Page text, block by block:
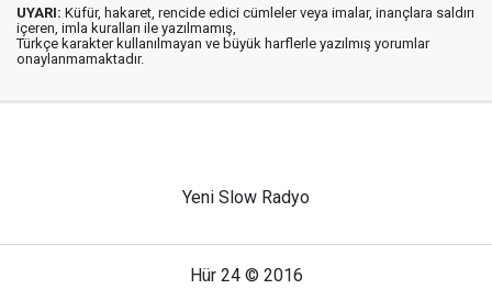
UYARI: Küfür, hakaret, rencide edici cümleler veya imalar, inançlara saldırı
içeren, imla kuralları ile yazılmamış,
Türkçe karakter kullanılmayan ve büyük harflerle yazılmış yorumlar
onaylanmamaktadır.
Yeni Slow Radyo
Hür 24 © 2016